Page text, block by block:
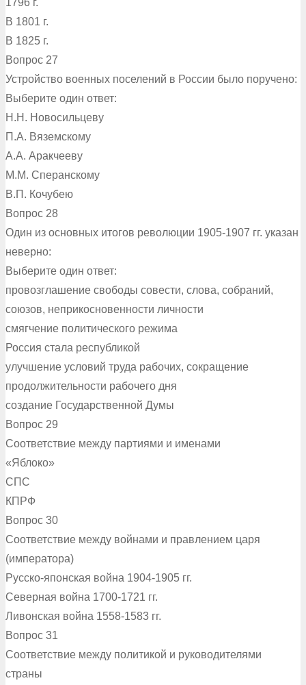
В 1801 г.
В 1825 г.
Вопрос 27
Устройство военных поселений в России было поручено:
Выберите один ответ:
Н.Н. Новосильцеву
П.А. Вяземскому
А.А. Аракчееву
М.М. Сперанскому
В.П. Кочубею
Вопрос 28
Один из основных итогов революции 1905-1907 гг. указан
неверно:
Выберите один ответ:
провозглашение свободы совести, слова, собраний,
союзов, неприкосновенности личности
смягчение политического режима
Россия стала республикой
улучшение условий труда рабочих, сокращение
продолжительности рабочего дня
создание Государственной Думы
Вопрос 29
Соответствие между партиями и именами
«Яблоко»
СПС
КПРФ
Вопрос 30
Соответствие между войнами и правлением царя
(императора)
Русско-японская война 1904-1905 гг.
Северная война 1700-1721 гг.
Ливонская война 1558-1583 гг.
Вопрос 31
Соответствие между политикой и руководителями
страны